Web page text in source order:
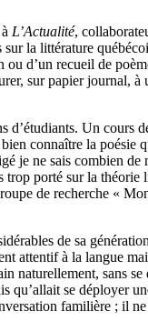
L’Actualité,
la littérature
d’un recueil de
sur papier
Un
connaître la
ne sais combien
trop porté sur la
de recherche «
de sa
attentif à la langue
sans
se déployer
familière ; il